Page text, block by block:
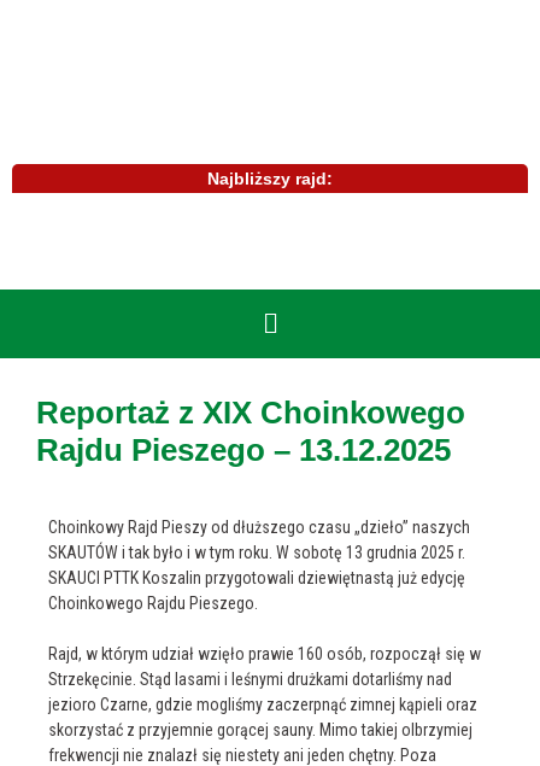
Najbliższy rajd:
Reportaż z XIX Choinkowego
Rajdu Pieszego – 13.12.2025
Choinkowy Rajd Pieszy od dłuższego czasu „dzieło” naszych
SKAUTÓW i tak było i w tym roku. W sobotę 13 grudnia 2025 r.
SKAUCI PTTK Koszalin przygotowali dziewiętnastą już edycję
Choinkowego Rajdu Pieszego.
Rajd, w którym udział wzięło prawie 160 osób, rozpoczął się w
Strzekęcinie. Stąd lasami i leśnymi drużkami dotarliśmy nad
jezioro Czarne, gdzie mogliśmy zaczerpnąć zimnej kąpieli oraz
skorzystać z przyjemnie gorącej sauny. Mimo takiej olbrzymiej
frekwencji nie znalazł się niestety ani jeden chętny. Poza